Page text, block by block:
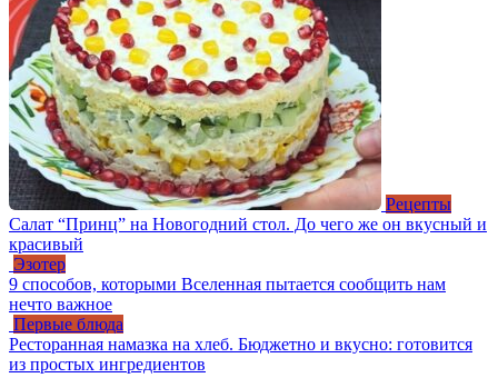
Рецепты
Салат “Принц” на Новогодний стол. До чего же он вкусный и
красивый
Эзотер
9 способов, которыми Вселенная пытается сообщить нам
нечто важное
Первые блюда
Ресторанная намазка на хлеб. Бюджетно и вкусно: готовится
из простых ингредиентов